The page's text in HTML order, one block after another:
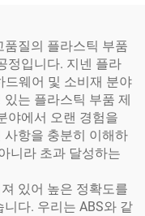
질의 플라스틱 부품
정입니다. 지넨 플라
드웨어 및 소비재 분야
는 플라스틱 부품 제
야에서 오랜 경험을
사항을 충분히 이해하
니라 초과 달성하는
있어 높은 정확도를
다. 우리는 ABS와 같